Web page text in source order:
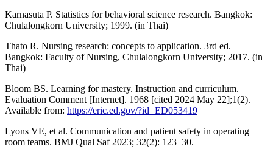
Karnasuta P. Statistics for behavioral science research. Bangkok:
Chulalongkorn University; 1999. (in Thai)
Thato R. Nursing research: concepts to application. 3rd ed.
Bangkok: Faculty of Nursing, Chulalongkorn University; 2017. (in
Thai)
Bloom BS. Learning for mastery. Instruction and curriculum.
Evaluation Comment [Internet]. 1968 [cited 2024 May 22];1(2).
Available from: https://eric.ed.gov/?id=ED053419
Lyons VE, et al. Communication and patient safety in operating
room teams. BMJ Qual Saf 2023; 32(2): 123–30.